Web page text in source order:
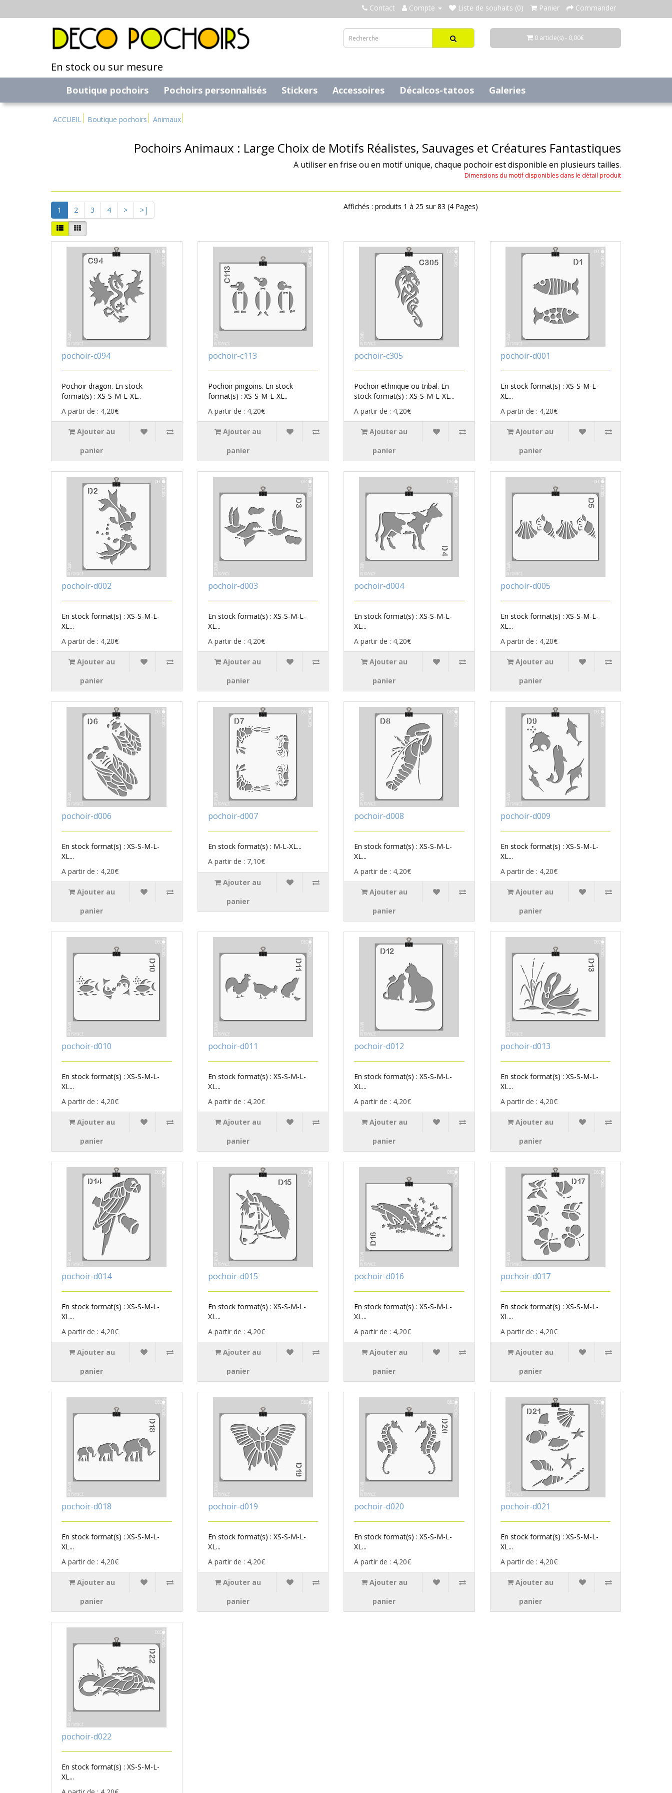
Contact Compte Liste de souhaits (0) Panier Commander
En stock ou sur mesure
0 article(s) - 0,00€
Boutique pochoirs Pochoirs personnalisés Stickers Accessoires Décalcos-tatoos Galeries
ACCUEIL Boutique pochoirs Animaux
Pochoirs Animaux : Large Choix de Motifs Réalistes, Sauvages et Créatures Fantastiques
A utiliser en frise ou en motif unique, chaque pochoir est disponible en plusieurs tailles.
Dimensions du motif disponibles dans le détail produit
1 2 3 4 > >| Affichés : produits 1 à 25 sur 83 (4 Pages)
pochoir-c094
Pochoir dragon. En stock
format(s) : XS-S-M-L-XL..
A partir de : 4,20€
Ajouter au
panier
pochoir-c113
Pochoir pingoins. En stock
format(s) : XS-S-M-L-XL..
A partir de : 4,20€
Ajouter au
panier
pochoir-c305
Pochoir ethnique ou tribal. En
stock format(s) : XS-S-M-L-XL...
A partir de : 4,20€
Ajouter au
panier
pochoir-d001
En stock format(s) : XS-S-M-L-
XL...
A partir de : 4,20€
Ajouter au
panier
pochoir-d002
En stock format(s) : XS-S-M-L-
XL...
A partir de : 4,20€
Ajouter au
panier
pochoir-d003
En stock format(s) : XS-S-M-L-
XL...
A partir de : 4,20€
Ajouter au
panier
pochoir-d004
En stock format(s) : XS-S-M-L-
XL...
A partir de : 4,20€
Ajouter au
panier
pochoir-d005
En stock format(s) : XS-S-M-L-
XL...
A partir de : 4,20€
Ajouter au
panier
pochoir-d006
En stock format(s) : XS-S-M-L-
XL...
A partir de : 4,20€
Ajouter au
panier
pochoir-d007
En stock format(s) : M-L-XL...
A partir de : 7,10€
Ajouter au
panier
pochoir-d008
En stock format(s) : XS-S-M-L-
XL...
A partir de : 4,20€
Ajouter au
panier
pochoir-d009
En stock format(s) : XS-S-M-L-
XL...
A partir de : 4,20€
Ajouter au
panier
pochoir-d010
En stock format(s) : XS-S-M-L-
XL...
A partir de : 4,20€
Ajouter au
panier
pochoir-d011
En stock format(s) : XS-S-M-L-
XL...
A partir de : 4,20€
Ajouter au
panier
pochoir-d012
En stock format(s) : XS-S-M-L-
XL...
A partir de : 4,20€
Ajouter au
panier
pochoir-d013
En stock format(s) : XS-S-M-L-
XL...
A partir de : 4,20€
Ajouter au
panier
pochoir-d014
En stock format(s) : XS-S-M-L-
XL...
A partir de : 4,20€
Ajouter au
panier
pochoir-d015
En stock format(s) : XS-S-M-L-
XL...
A partir de : 4,20€
Ajouter au
panier
pochoir-d016
En stock format(s) : XS-S-M-L-
XL...
A partir de : 4,20€
Ajouter au
panier
pochoir-d017
En stock format(s) : XS-S-M-L-
XL...
A partir de : 4,20€
Ajouter au
panier
pochoir-d018
En stock format(s) : XS-S-M-L-
XL...
A partir de : 4,20€
Ajouter au
panier
pochoir-d019
En stock format(s) : XS-S-M-L-
XL...
A partir de : 4,20€
Ajouter au
panier
pochoir-d020
En stock format(s) : XS-S-M-L-
XL...
A partir de : 4,20€
Ajouter au
panier
pochoir-d021
En stock format(s) : XS-S-M-L-
XL...
A partir de : 4,20€
Ajouter au
panier
pochoir-d022
En stock format(s) : XS-S-M-L-
XL...